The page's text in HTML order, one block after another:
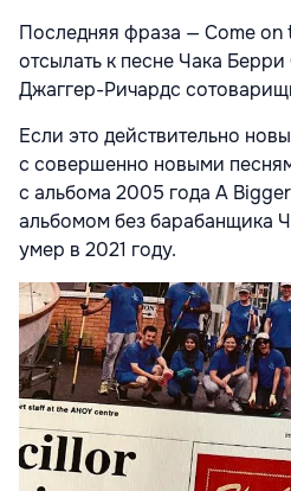
Последняя фраза — Come
отсылать к песне Чака
Джаггер-Ричардс
Если это действительно
с совершенно новыми
с альбома 2005 года A
альбомом без барабанщика
умер в 2021 году.